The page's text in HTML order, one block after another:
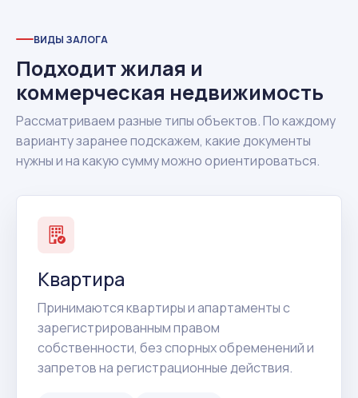
ВИДЫ ЗАЛОГА
Подходит жилая и
коммерческая недвижимость
Рассматриваем разные типы объектов. По каждому
варианту заранее подскажем, какие документы
нужны и на какую сумму можно ориентироваться.
Квартира
Принимаются квартиры и апартаменты с
зарегистрированным правом
собственности, без спорных обременений и
запретов на регистрационные действия.